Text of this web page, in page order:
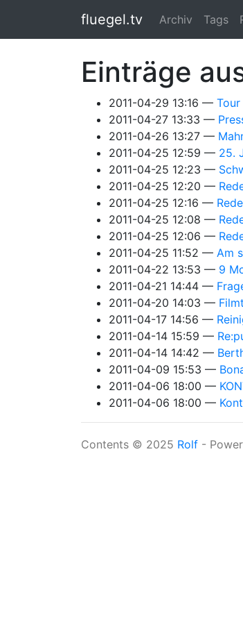
fluegel.tv Archiv Tags
Einträge
2011-04-29 13:16
2011-04-27 13:33
2011-04-26 13:27
2011-04-25 12:59
25.
2011-04-25 12:23
2011-04-25 12:20
2011-04-25 12:16
2011-04-25 12:08
2011-04-25 12:06
2011-04-25 11:52
Am
2011-04-22 13:53
9
2011-04-21 14:44
2011-04-20 14:03
2011-04-17 14:56
2011-04-14 15:59
2011-04-14 14:42
2011-04-09 15:53
2011-04-06 18:00
2011-04-06 18:00
Contents © 2025 Rolf -